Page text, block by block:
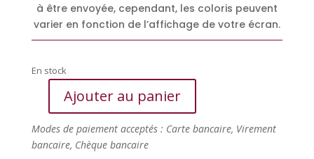
à être envoyée, cependant, les coloris peuvent
varier en fonction de l’affichage de votre écran.
En stock
quantité
Tadorne
de
Ajouter au panier
Modes de paiement acceptés : Carte bancaire, Virement
bancaire, Chèque bancaire